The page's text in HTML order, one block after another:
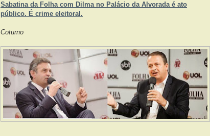
Sabatina da Folha com Dilma no Palácio da Alvorada é ato
público. É crime eleitoral.
Coturno